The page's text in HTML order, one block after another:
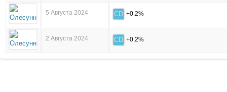
5 Августа 2024 CD +0.2%
2 Августа 2024 CD +0.2%